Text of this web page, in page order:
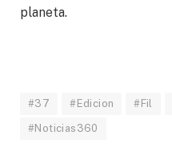
planeta.
#37 #Edicion #Fil
#Noticias360